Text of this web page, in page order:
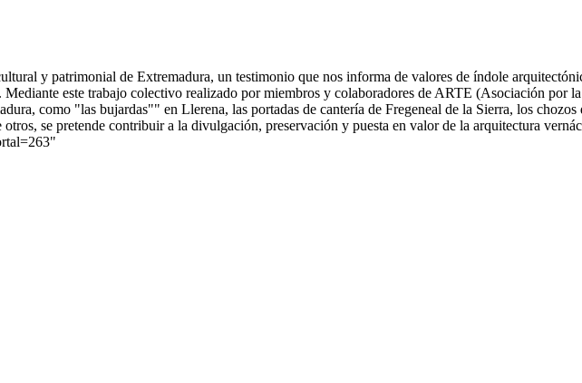
y patrimonial de Extremadura, un testimonio que nos informa de valores de índole
este trabajo colectivo realizado por miembros y colaboradores de ARTE (Asociación por
como "las bujardas"" en Llerena, las portadas de cantería de Fregeneal de la Sierra, los
se pretende contribuir a la divulgación, preservación y puesta en valor de la arquitectura
"